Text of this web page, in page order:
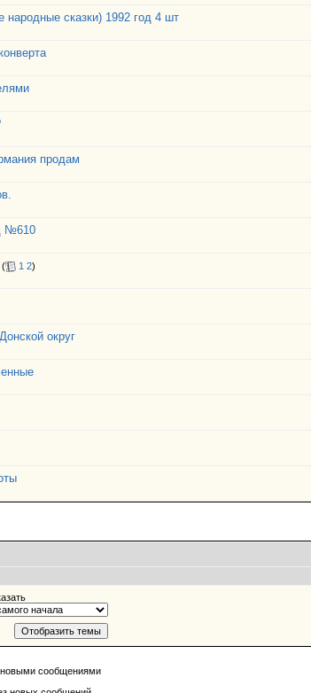
народные сказки) 1992 год 4 шт
продам
№610
( 1 2)
округ
сообщениями